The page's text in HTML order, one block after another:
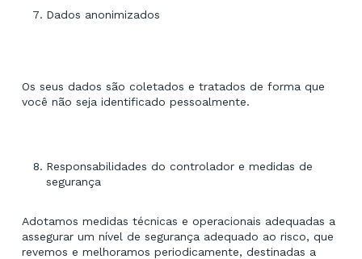
Dados anonimizados
Os seus dados são coletados e tratados de forma que
você não seja identificado pessoalmente.
Responsabilidades do controlador e medidas de
segurança
Adotamos medidas técnicas e operacionais adequadas a
assegurar um nível de segurança adequado ao risco, que
revemos e melhoramos periodicamente, destinadas a